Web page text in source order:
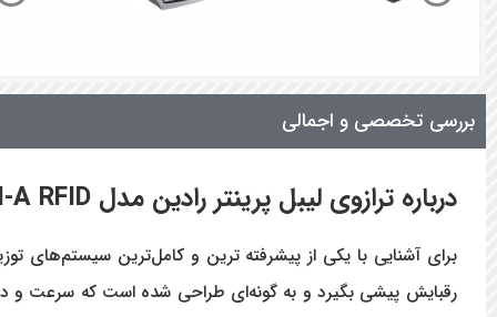
بررسی تخصصی و اجمالی
درباره ترازوی لیبل پرینتر رادین مدل MKII-A RFID
رقبایش پیشی بگیرد و به گونه‌ای طراحی شده است که سرعت و